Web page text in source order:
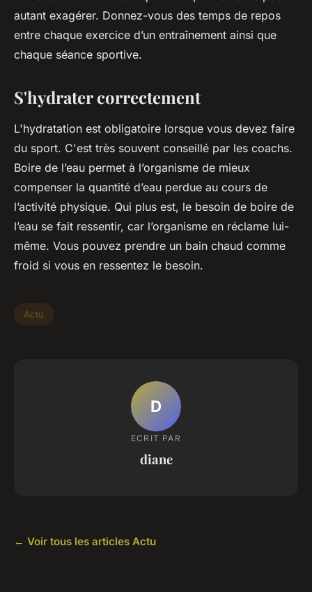
autant exagérer. Donnez-vous des temps de repos
entre chaque exercice d’un entraînement ainsi que
chaque séance sportive.
S'hydrater correctement
L'hydratation est obligatoire lorsque vous devez faire
du sport. C'est très souvent conseillé par les coachs.
Boire de l’eau permet à l’organisme de mieux
compenser la quantité d’eau perdue au cours de
l’activité physique. Qui plus est, le besoin de boire de
l’eau se fait ressentir, car l’organisme en réclame lui-
même. Vous pouvez prendre un bain chaud comme
froid si vous en ressentez le besoin.
Actu
D
ECRIT PAR
diane
← Voir tous les articles Actu